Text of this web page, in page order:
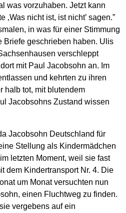
was vorzuhaben. Jetzt kann
‚Was nicht ist, ist nicht’ sagen.”
in was für einer Stimmung
Briefe geschrieben haben. Ulis
verschleppt
mit Paul Jacobsohn an. Im
und kehrten zu ihren
halb tot, mit blutendem
Jacobsohns Zustand wissen
Jacobsohn Deutschland für
Stellung als Kindermädchen
letzten Moment, weil sie fast
dem Kindertransport Nr. 4. Die
um Monat versuchten nun
einen Fluchtweg zu finden.
vergebens auf ein